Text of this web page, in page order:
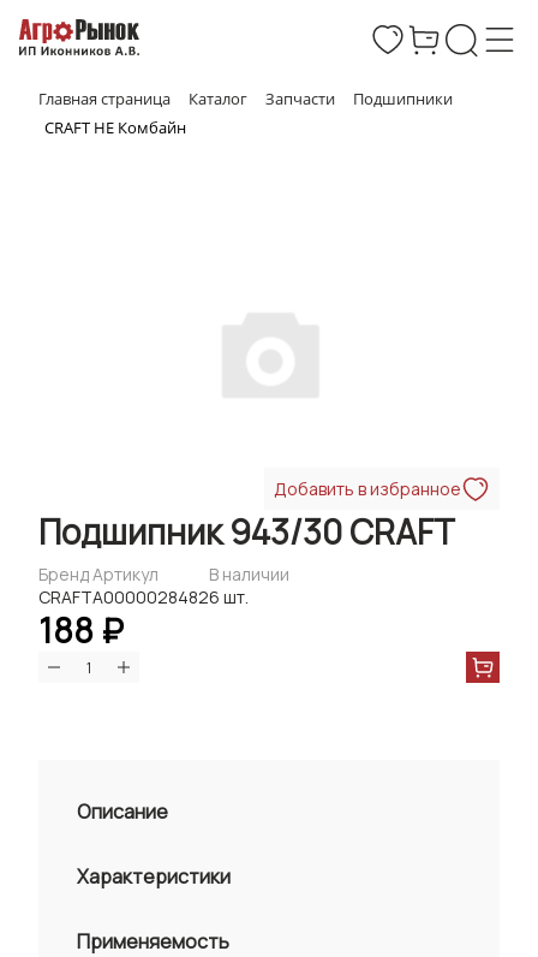
Главная страница Каталог Запчасти
Подшипники
CRAFT НЕ Комбайн
Добавить в избранное
Подшипник 943/30 CRAFT
Бренд
CRAFT
Артикул
А0000028482
В наличии
6 шт.
188 ₽
Описание
Характеристики
Применяемость